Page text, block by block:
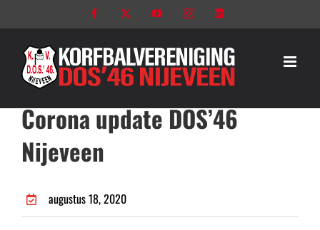
naar
Facebook YouTubeInstagram
Corona update DOS’46
Nijeveen
augustus 18, 2020